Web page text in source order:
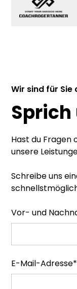
Wir sind für Sie
Sprich
Hast du
unsere
Schreibe uns
Vor- und
E-Mail-Adresse*